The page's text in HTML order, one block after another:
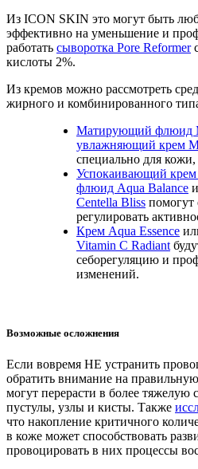
Из ICON SKIN это могут быть
эффективно на уменьшение и
работать сыворотка Pore Reformer
кислоты 2%.
Из кремов можно рассмотреть
жирного и комбинированного
Матирующий флюид
увлажняющий крем
специально для
Успокаивающий крем
флюид Aqua Balance и
Centella Bliss помогут
регулировать
Крем Aqua Essence
Vitamin C Radiant
себорегуляцию и
изменений.
Возможные осложнения
Если вовремя НЕ устранить
обратить внимание на
могут перерасти в более тяжелую
пустулы, узлы и кисты. Также
что накопление критичного
в коже может способствовать
провоцировать в них процессы